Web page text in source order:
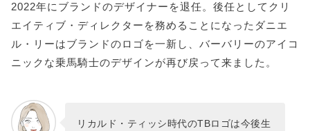
2022年にブランドのデザイナーを退任。後任としてクリ
エイティブ・ディレクターを務めることになったダニエ
ル・リーはブランドのロゴを一新し、バーバリーのアイコ
ニックな乗馬騎士のデザインが再び戻って来ました。
リカルド・ティッシ時代のTBロゴは今後生